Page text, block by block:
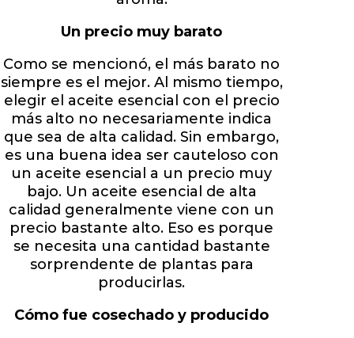
Un precio muy barato
Como se mencionó, el más barato no
siempre es el mejor. Al mismo tiempo,
elegir el aceite esencial con el precio
más alto no necesariamente indica
que sea de alta calidad. Sin embargo,
es una buena idea ser cauteloso con
un aceite esencial a un precio muy
bajo. Un aceite esencial de alta
calidad generalmente viene con un
precio bastante alto. Eso es porque
se necesita una cantidad bastante
sorprendente de plantas para
producirlas.
Cómo fue cosechado y producido